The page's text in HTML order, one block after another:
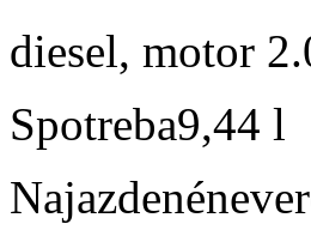
diesel, motor
Spotreba9,44 l
Najazdené